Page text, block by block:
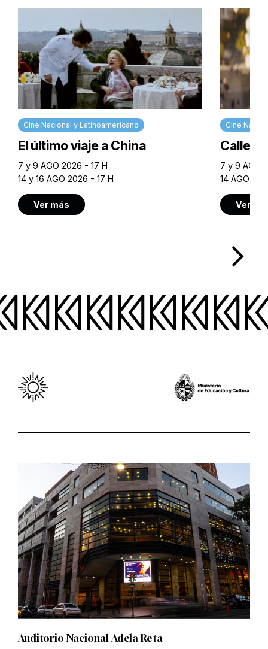
Cine Nacional y Latinoamericano
El último viaje a China
7 y 9 AGO 2026 - 17 H
14 y 16 AGO 2026 - 17 H
Ver más
Cine
Calle
7 y 9 AGO
14 AGO
Ver
arrow_forward_ios
Auditorio Nacional Adela Reta